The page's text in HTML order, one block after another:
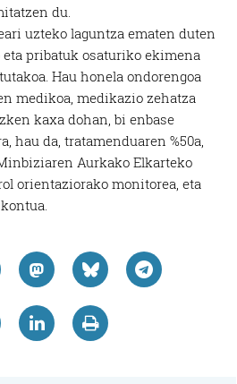
du.
uzteko laguntza ematen duten
pribatuk osaturiko ekimena
Hau honela ondorengoa
medikoa, medikazio zehatza
kaxa dohan, bi enbase
hau da, tratamenduaren %50a,
Aurkako Elkarteko
orientaziorako monitorea, eta